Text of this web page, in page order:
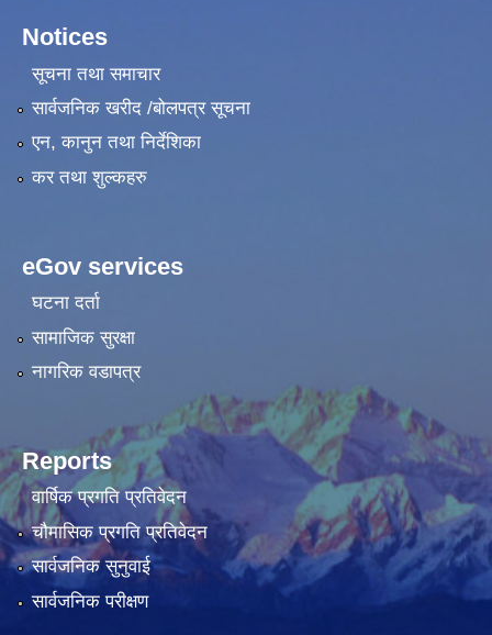
Notices
सूचना तथा समाचार
सार्वजनिक खरीद /बोलपत्र सूचना
एन, कानुन तथा निर्देशिका
कर तथा शुल्कहरु
eGov services
घटना दर्ता
सामाजिक सुरक्षा
नागरिक वडापत्र
Reports
वार्षिक प्रगति प्रतिवेदन
चौमासिक प्रगति प्रतिवेदन
सार्वजनिक सुनुवाई
सार्वजनिक परीक्षण